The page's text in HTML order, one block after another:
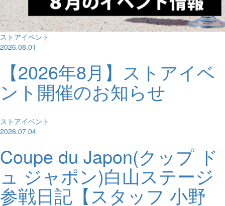
ストアイベント
2026.08.01
【2026年8月】ストアイベ
ント開催のお知らせ
ストアイベント
2026.07.04
Coupe du Japon(クップ ド
ュ ジャポン)白山ステージ
参戦日記【スタッフ 小野